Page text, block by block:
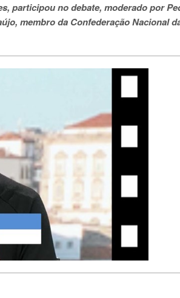
participou no debate, moderado por
membro da Confederação Nacional